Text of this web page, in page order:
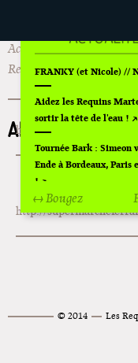
Actualités Les Requins
Rechercher
ARCHIVES
http://fr.wikipedia.org/
http://
© 2014 Les
↔ Bougez
FRANKY (et Nicole) //
Aidez les Requins
sortir la tête de l'eau !
Tournée Bark : Simeon
Ende à Bordeaux, Paris
!
Off Of Off d'Angoulême
Superette de noël à Pola
Lancements de "Ras le